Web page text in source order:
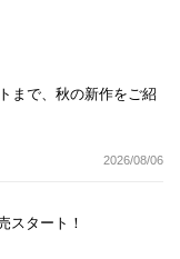
まで、秋の新作をご紹
2026/08/06
スタート！